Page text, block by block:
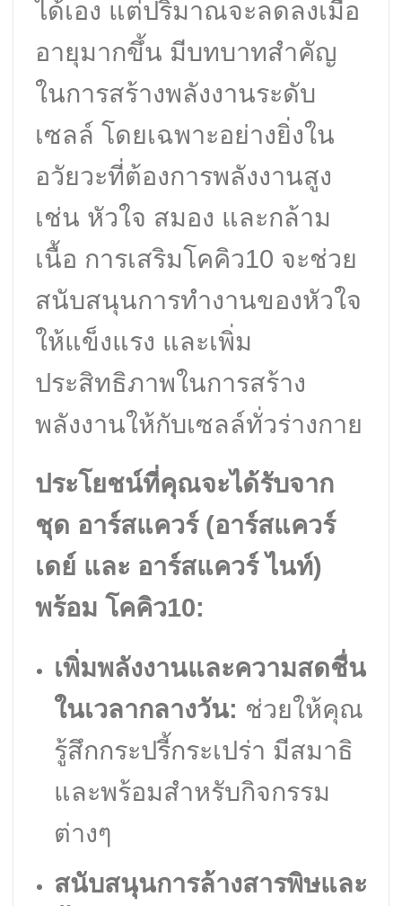
ได้เอง แต่ปริมาณจะลดลงเมื่อ
อายุมากขึ้น มีบทบาทสำคัญ
ในการสร้างพลังงานระดับ
เซลล์ โดยเฉพาะอย่างยิ่งใน
อวัยวะที่ต้องการพลังงานสูง
เช่น หัวใจ สมอง และกล้าม
เนื้อ การเสริมโคคิว10 จะช่วย
สนับสนุนการทำงานของหัวใจ
ให้แข็งแรง และเพิ่ม
ประสิทธิภาพในการสร้าง
พลังงานให้กับเซลล์ทั่วร่างกาย
ประโยชน์ที่คุณจะได้รับจาก
ชุด อาร์สแควร์ (อาร์สแควร์
เดย์ และ อาร์สแควร์ ไนท์)
พร้อม โคคิว10:
เพิ่มพลังงานและความสดชื่น
ในเวลากลางวัน: ช่วยให้คุณ
รู้สึกกระปรี้กระเปร่า มีสมาธิ
และพร้อมสำหรับกิจกรรม
ต่างๆ
สนับสนุนการล้างสารพิษและ